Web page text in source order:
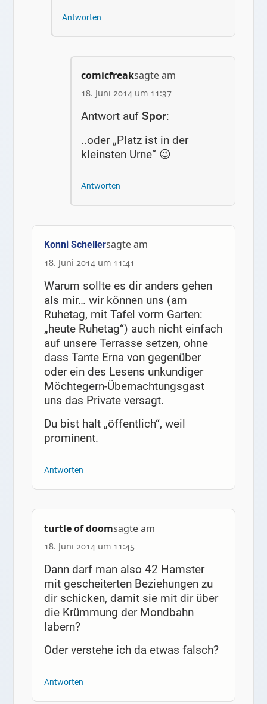
Antworten
comicfreaksagte am
18. Juni 2014 um 11:37
Antwort aufSpor:
..oder „Platz ist in der
kleinsten Urne“ 😉
Antworten
Konni Schellersagte am
18. Juni 2014 um 11:41
Warum sollte es dir anders gehen
als mir… wir können uns (am
Ruhetag, mit Tafel vorm Garten:
„heute Ruhetag“) auch nicht einfach
auf unsere Terrasse setzen, ohne
dass Tante Erna von gegenüber
oder ein des Lesens unkundiger
Möchtegern-Übernachtungsgast
uns das Private versagt.
Du bist halt „öffentlich“, weil
prominent.
Antworten
turtle of doomsagte am
18. Juni 2014 um 11:45
Dann darf man also 42 Hamster
mit gescheiterten Beziehungen zu
dir schicken, damit sie mit dir über
die Krümmung der Mondbahn
labern?
Oder verstehe ich da etwas falsch?
Antworten